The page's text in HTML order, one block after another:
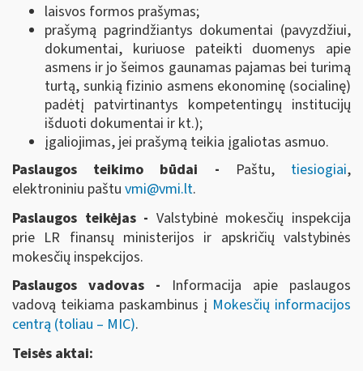
laisvos formos prašymas;
prašymą pagrindžiantys dokumentai (pavyzdžiui,
dokumentai, kuriuose pateikti duomenys apie
asmens ir jo šeimos gaunamas pajamas bei turimą
turtą, sunkią fizinio asmens ekonominę (socialinę)
padėtį patvirtinantys kompetentingų institucijų
išduoti dokumentai ir kt.);
įgaliojimas, jei prašymą teikia įgaliotas asmuo.
Paslaugos teikimo būdai - Paštu, tiesiogiai,
elektroniniu paštu vmi@vmi.lt.
Paslaugos teikėjas - Valstybinė mokesčių inspekcija
prie LR finansų ministerijos ir apskričių valstybinės
mokesčių inspekcijos.
Paslaugos vadovas - Informacija apie paslaugos
vadovą teikiama paskambinus į Mokesčių informacijos
centrą (toliau – MIC).
Teisės aktai: